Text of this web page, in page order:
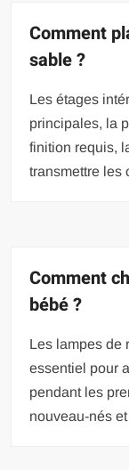
Comment
sable ?
Les étages
principales, la
finition requis,
transmettre les
Comment
bébé ?
Les lampes de
essentiel pour
pendant les
nouveau-nés